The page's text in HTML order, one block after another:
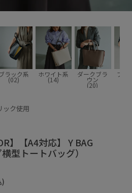
ラック系
(02)
ホワイト系
(14)
ダークブラ
ウン
(20)
ブラ
ック使用
】【A4対応】 Y BAG
型トートバッグ）
)